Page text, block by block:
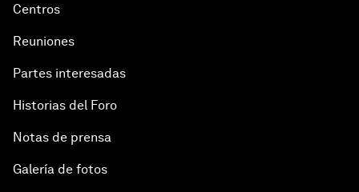
Centros
Reuniones
Partes interesadas
Historias del Foro
Notas de prensa
Galería de fotos